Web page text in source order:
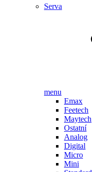
Serva
menu
Emax
Feetech
Maytech
Ostatní
Analog
Digital
Micro
Mini